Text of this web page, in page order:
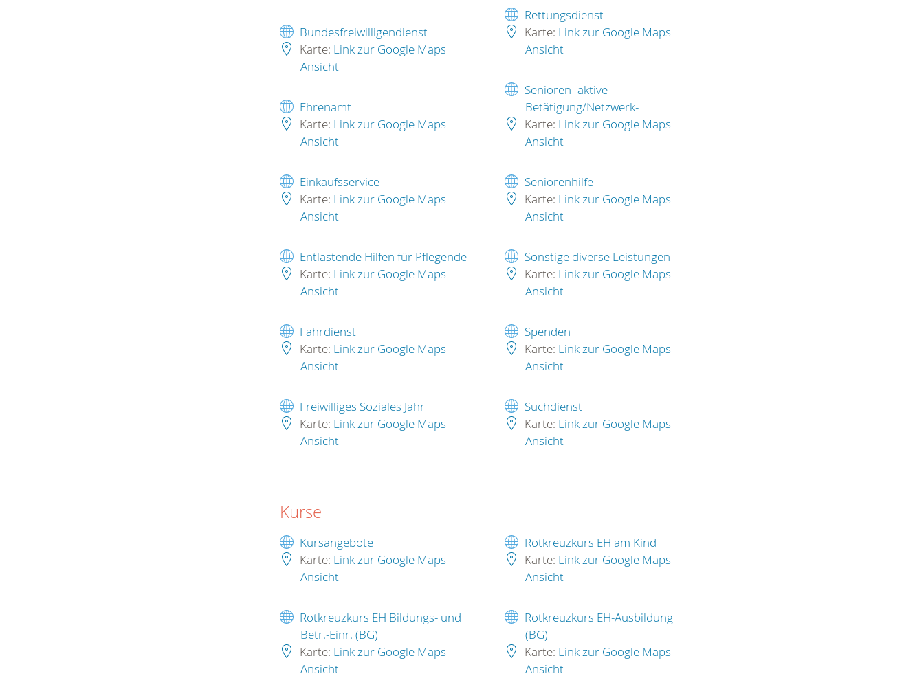
Bundesfreiwilligendienst
Karte: Link zur Google Maps
Ansicht
Ehrenamt
Karte: Link zur Google Maps
Ansicht
Einkaufsservice
Karte: Link zur Google Maps
Ansicht
Entlastende Hilfen für Pflegende
Karte: Link zur Google Maps
Ansicht
Fahrdienst
Karte: Link zur Google Maps
Ansicht
Freiwilliges Soziales Jahr
Karte: Link zur Google Maps
Ansicht
Rettungsdienst
Karte: Link zur Google Maps
Ansicht
Senioren -aktive
Betätigung/Netzwerk-
Karte: Link zur Google Maps
Ansicht
Seniorenhilfe
Karte: Link zur Google Maps
Ansicht
Sonstige diverse Leistungen
Karte: Link zur Google Maps
Ansicht
Spenden
Karte: Link zur Google Maps
Ansicht
Suchdienst
Karte: Link zur Google Maps
Ansicht
Kurse
Kursangebote
Karte: Link zur Google Maps
Ansicht
Rotkreuzkurs EH Bildungs- und
Betr.-Einr. (BG)
Karte: Link zur Google Maps
Ansicht
Rotkreuzkurs EH am Kind
Karte: Link zur Google Maps
Ansicht
Rotkreuzkurs EH-Ausbildung
(BG)
Karte: Link zur Google Maps
Ansicht